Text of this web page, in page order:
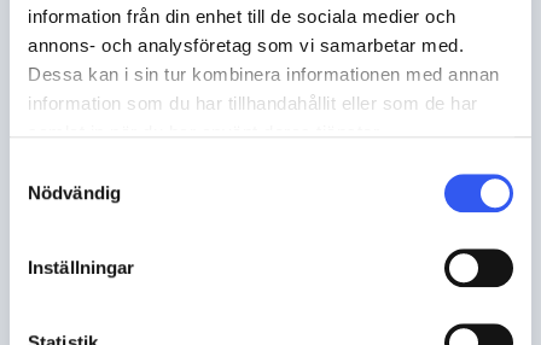
information från din enhet till de sociala medier och
annons- och analysföretag som vi samarbetar med.
Dessa kan i sin tur kombinera informationen med annan
information som du har tillhandahållit eller som de har
Nödvändig
Inställningar